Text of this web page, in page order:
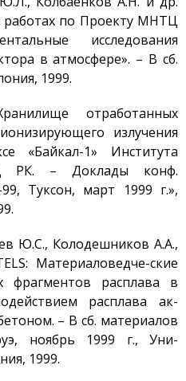
Метрологическая служба
Сосуды под давлением
Экcпертиза безопасности
документации
Транспортировка ЯМ,
ИИИ, РВ, РАО
Хранение ЯМ, ИИИ, РВ, РАО
Радиационный контроль
Деятельность в сфере
архитектуры,
строительства
Использование атомной
энергии
Прекурсоры
по Проекту МНТЦ
исследования
в атмосфере». – В сб.
1999.
отработанных
излучения
«Байкал-1» Института
РК. – Доклады конф.
Туксон, март 1999 г.»,
Ю.С., Колодешников А.А.,
Материаловедче-ские
фрагментов расплава в
расплава ак-
– В сб. материалов
ноябрь 1999 г., Уни-
1999.